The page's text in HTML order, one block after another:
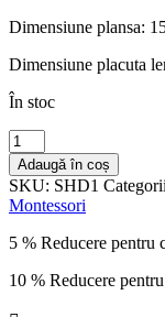
Dimensiune plansa:
Dimensiune placuta
În stoc
Cantitate
Jocul
Umbrelor
Puzzle
de
asociere
din
Adaugă în coș
SKU: SHD1
Montessori
5 % Reducere pentru
10 % Reducere